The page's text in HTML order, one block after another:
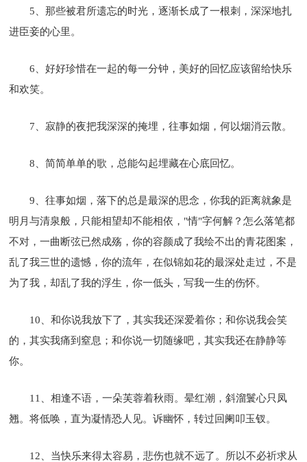
5、那些被君所遗忘的时光，逐渐长成了一根刺，深深地扎
进臣妾的心里。
6、好好珍惜在一起的每一分钟，美好的回忆应该留给快乐
和欢笑。
7、寂静的夜把我深深的掩埋，往事如烟，何以烟消云散。
8、简简单单的歌，总能勾起埋藏在心底回忆。
9、往事如烟，落下的总是最深的思念，你我的距离就象是
明月与清泉般，只能相望却不能相依，"情"字何解？怎么落笔都
不对，一曲断弦已然成殇，你的容颜成了我绘不出的青花图案，
乱了我三世的遗憾，你的流年，在似锦如花的最深处走过，不是
为了我，却乱了我的浮生，你一低头，写我一生的伤怀。
10、和你说我放下了，其实我还深爱着你；和你说我会笑
的，其实我痛到窒息；和你说一切随缘吧，其实我还在静静等
你。
11、相逢不语，一朵芙蓉着秋雨。晕红潮，斜溜鬟心只凤
翘。将低唤，直为凝情恐人见。诉幽怀，转过回阑叩玉钗。
12、当快乐来得太容易，悲伤也就不远了。所以不必祈求从